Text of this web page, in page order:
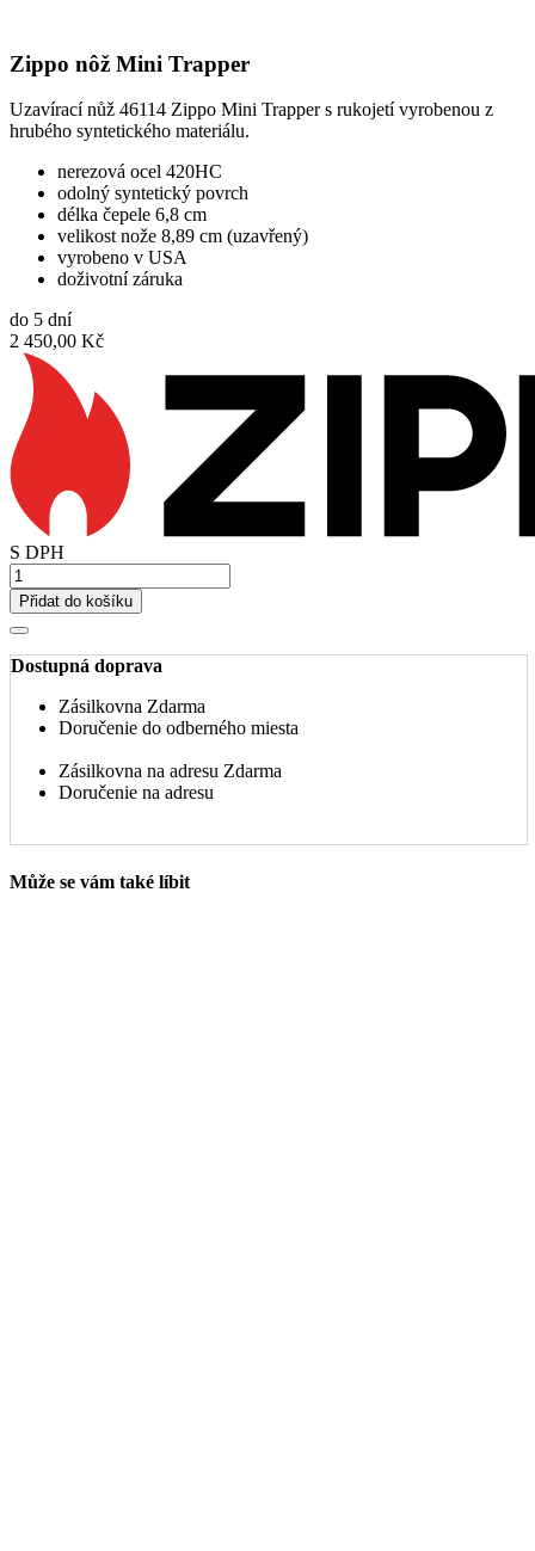
Zippo nôž Mini Trapper
Uzavírací nůž 46114 Zippo Mini Trapper s rukojetí vyrobenou z
hrubého syntetického materiálu.
nerezová ocel 420HC
odolný syntetický povrch
délka čepele 6,8 cm
velikost nože 8,89 cm (uzavřený)
vyrobeno v USA
doživotní záruka
do 5 dní
2 450,00 Kč
S DPH
Přidat do košíku
Dostupná doprava
Zásilkovna Zdarma
Doručenie do odberného miesta
Zásilkovna na adresu Zdarma
Doručenie na adresu
Může se vám také líbit